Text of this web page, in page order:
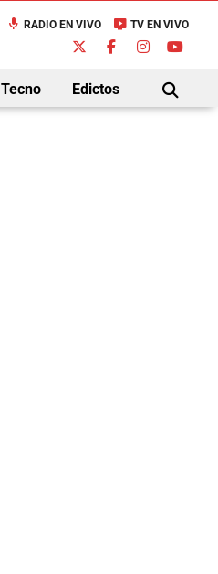
mic RADIO EN VIVO live_tv TV EN VIVO
Tecno Edictos
BUSCAR